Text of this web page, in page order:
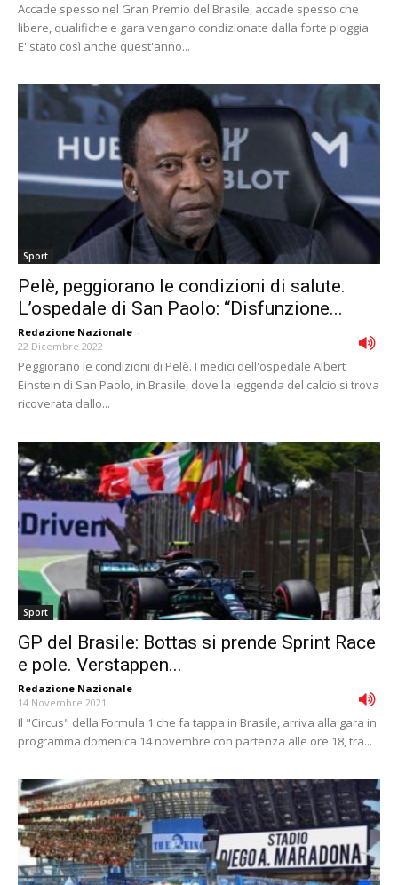
Accade spesso nel Gran Premio del Brasile, accade spesso che
libere, qualifiche e gara vengano condizionate dalla forte pioggia.
E' stato così anche quest'anno...
Sport
Pelè, peggiorano le condizioni di salute.
L’ospedale di San Paolo: “Disfunzione...
Redazione Nazionale -
22 Dicembre 2022
Peggiorano le condizioni di Pelè. I medici dell'ospedale Albert
Einstein di San Paolo, in Brasile, dove la leggenda del calcio si trova
ricoverata dallo...
Sport
GP del Brasile: Bottas si prende Sprint Race
e pole. Verstappen...
Redazione Nazionale -
14 Novembre 2021
Il "Circus" della Formula 1 che fa tappa in Brasile, arriva alla gara in
programma domenica 14 novembre con partenza alle ore 18, tra...